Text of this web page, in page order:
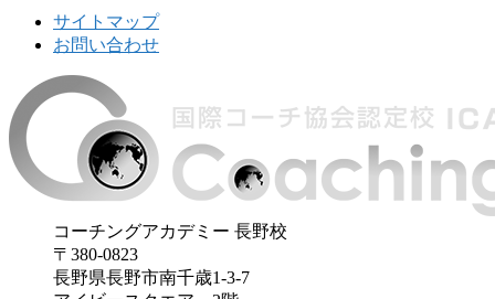
サイトマップ
お問い合わせ
コーチングアカデミー 長野校
〒380-0823
長野県長野市南千歳1-3-7